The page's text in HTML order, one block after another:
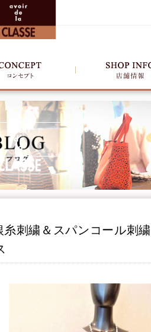
糸刺繍＆スパンコール刺